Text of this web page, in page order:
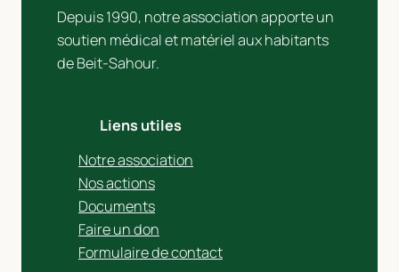
Depuis 1990, notre association apporte un
soutien médical et matériel aux habitants
de Beit-Sahour.
Liens utiles
Notre association
Nos actions
Documents
Faire un don
Formulaire de contact